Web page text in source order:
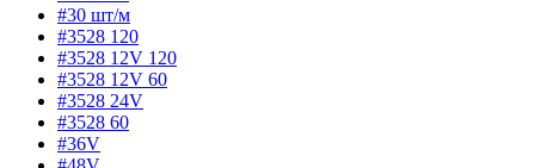
#30 шт/м
#3528 120
#3528 12V 120
#3528 12V 60
#3528 24V
#3528 60
#36V